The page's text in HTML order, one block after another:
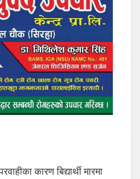
कारण बिद्यार्थी मारमा